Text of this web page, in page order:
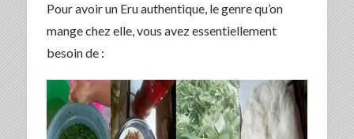
Pour avoir un Eru authentique, le genre qu’on
mange chez elle, vous avez essentiellement
besoin de :